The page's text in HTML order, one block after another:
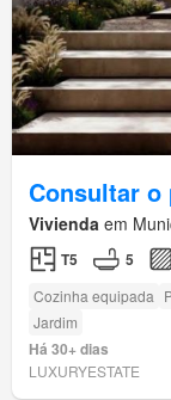
Consultar o
Vivienda em
T5 5
Cozinha equipada
Jardim
Há 30+ dias
LUXURYESTATE